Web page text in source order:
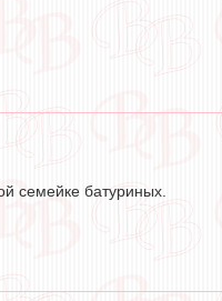
семейке батуриных.